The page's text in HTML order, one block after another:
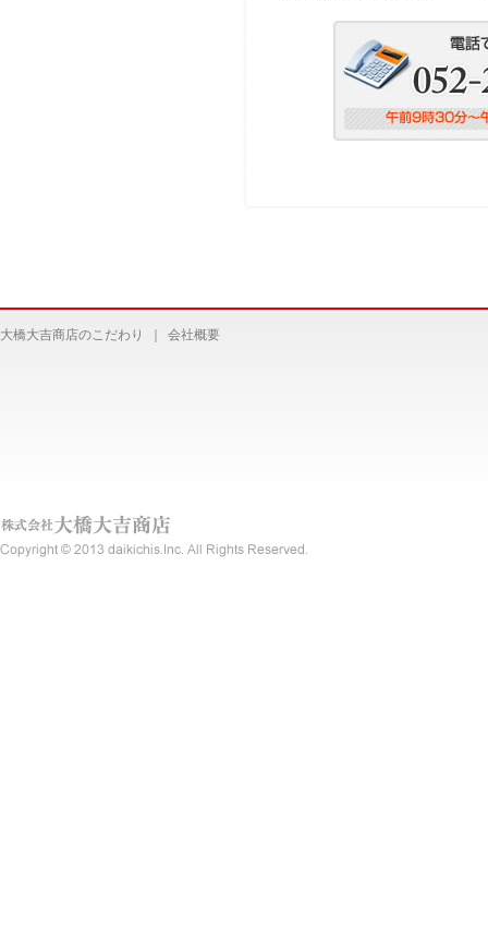
大橋大吉商店のこだわり 会社概要